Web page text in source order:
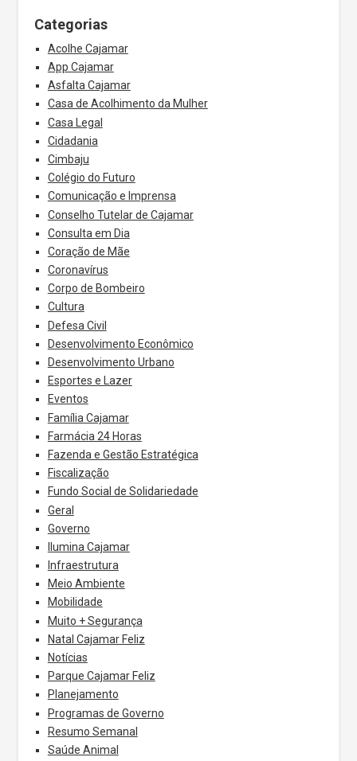
Categorias
Acolhe Cajamar
App Cajamar
Asfalta Cajamar
Casa de Acolhimento da Mulher
Casa Legal
Cidadania
Cimbaju
Colégio do Futuro
Comunicação e Imprensa
Conselho Tutelar de Cajamar
Consulta em Dia
Coração de Mãe
Coronavírus
Corpo de Bombeiro
Cultura
Defesa Civil
Desenvolvimento Econômico
Desenvolvimento Urbano
Esportes e Lazer
Eventos
Família Cajamar
Farmácia 24 Horas
Fazenda e Gestão Estratégica
Fiscalização
Fundo Social de Solidariedade
Geral
Governo
Ilumina Cajamar
Infraestrutura
Meio Ambiente
Mobilidade
Muito + Segurança
Natal Cajamar Feliz
Notícias
Parque Cajamar Feliz
Planejamento
Programas de Governo
Resumo Semanal
Saúde Animal